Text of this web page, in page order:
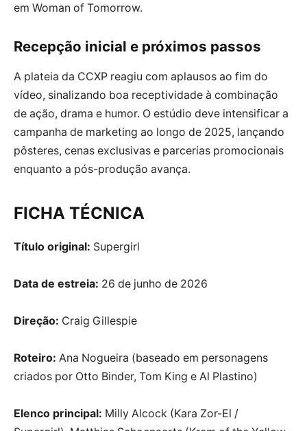
em Woman of Tomorrow.
Recepção inicial e próximos passos
A plateia da CCXP reagiu com aplausos ao fim do
vídeo, sinalizando boa receptividade à combinação
de ação, drama e humor. O estúdio deve intensificar a
campanha de marketing ao longo de 2025, lançando
pôsteres, cenas exclusivas e parcerias promocionais
enquanto a pós-produção avança.
FICHA TÉCNICA
Título original: Supergirl
Data de estreia: 26 de junho de 2026
Direção: Craig Gillespie
Roteiro: Ana Nogueira (baseado em personagens
criados por Otto Binder, Tom King e Al Plastino)
Elenco principal: Milly Alcock (Kara Zor-El /